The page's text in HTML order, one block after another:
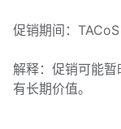
促销期间：
解释：促销可能
有长期价值。